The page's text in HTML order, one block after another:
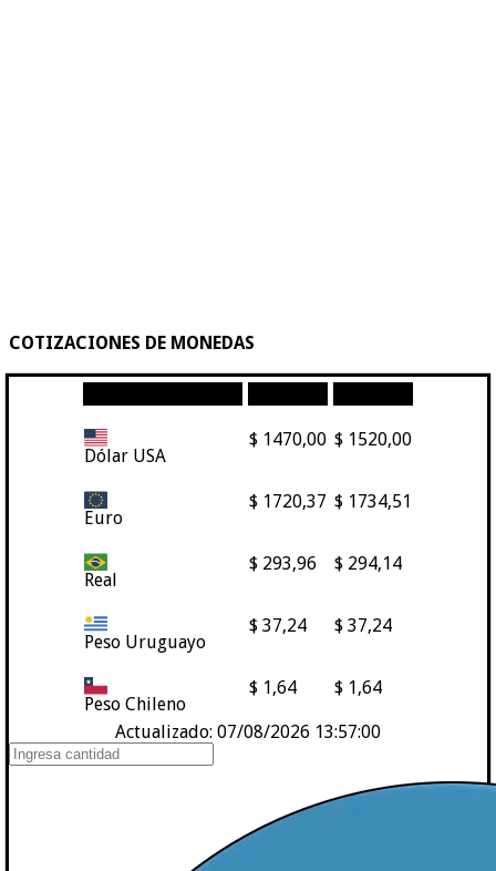
COTIZACIONES DE MONEDAS
Dólar USA
$ 1470,00 $ 1520,00
Euro
$ 1720,37 $ 1734,51
Real
$ 293,96 $ 294,14
Peso Uruguayo
$ 37,24 $ 37,24
Peso Chileno
$ 1,64 $ 1,64
Actualizado: 07/08/2026 13:57:00